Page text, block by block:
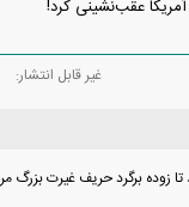
آمریکا عقب‌نشینی کرد!
غیر قابل انتشار:
تا زوده برگرد حریف غیرت